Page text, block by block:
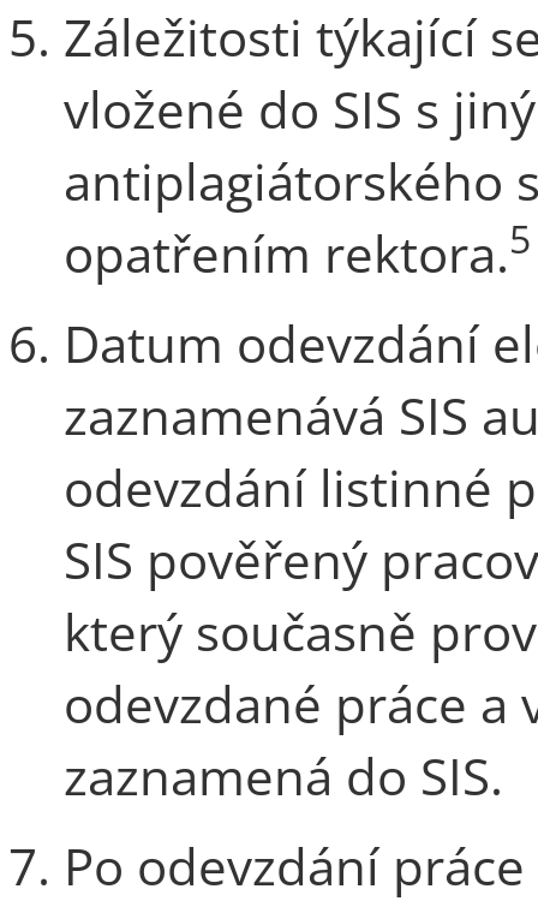
Záležitosti týkající
vložené do SIS s
antiplagiátorského
opatřením rektora.5
Datum odevzdání
zaznamenává SIS
odevzdání listinné
SIS pověřený
který současně
odevzdané práce
zaznamená do SIS.
Po odevzdání